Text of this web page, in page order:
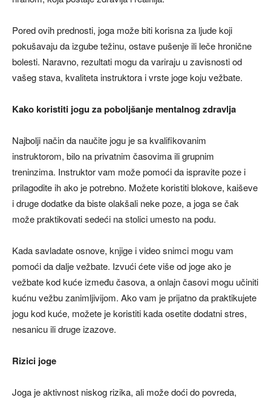
Pored ovih prednosti, joga može biti korisna za ljude koji
pokušavaju da izgube težinu, ostave pušenje ili leče hronične
bolesti. Naravno, rezultati mogu da variraju u zavisnosti od
vašeg stava, kvaliteta instruktora i vrste joge koju vežbate.
Kako koristiti jogu za poboljšanje mentalnog zdravlja
Najbolji način da naučite jogu je sa kvalifikovanim
instruktorom, bilo na privatnim časovima ili grupnim
treninzima. Instruktor vam može pomoći da ispravite poze i
prilagodite ih ako je potrebno. Možete koristiti blokove, kaiševe
i druge dodatke da biste olakšali neke poze, a joga se čak
može praktikovati sedeći na stolici umesto na podu.
Kada savladate osnove, knjige i video snimci mogu vam
pomoći da dalje vežbate. Izvući ćete više od joge ako je
vežbate kod kuće između časova, a onlajn časovi mogu učiniti
kućnu vežbu zanimljivijom. Ako vam je prijatno da praktikujete
jogu kod kuće, možete je koristiti kada osetite dodatni stres,
nesanicu ili druge izazove.
Rizici joge
Joga je aktivnost niskog rizika, ali može doći do povreda,